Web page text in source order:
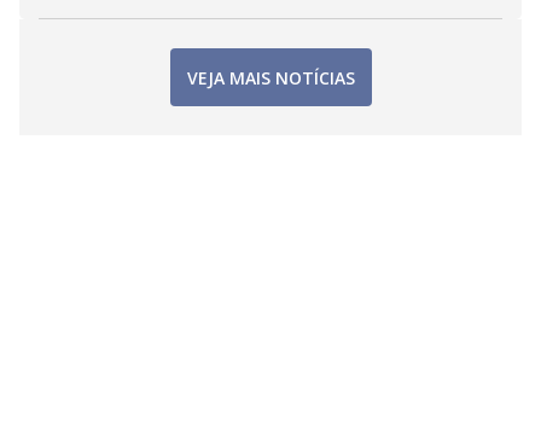
VEJA MAIS NOTÍCIAS